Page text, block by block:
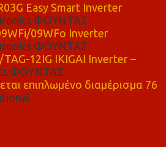
Easy Smart Inverter
ΦΟΥΝΤΑΣ
09WFo Inverter
ΦΟΥΝΤΑΣ
12IG IKIGAI Inverter –
ΦΟΥΝΤΑΣ
επιπλωμένο διαμέρισμα 76